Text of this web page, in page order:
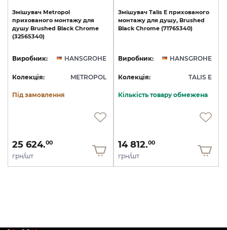
Змішувач Metropol
прихованого монтажу для
душу Brushed Black Chrome
(32565340)
Виробник: HANSGROHE
Колекція: METROPOL
Під замовлення
25 624.00
грн/шт
Змішувач Talis E прихованого
монтажу для душу, Brushed
Black Chrome (71765340)
Виробник: HANSGROHE
Колекція: TALIS E
Кількість товару обмежена
14 812.00
грн/шт